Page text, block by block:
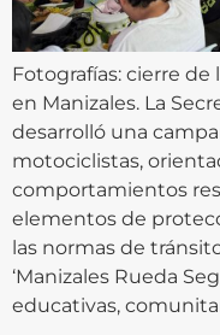
Fotografías: cierre
en Manizales. La
desarrolló una
motociclistas,
comportamientos
elementos de
las normas de
‘Manizales Rueda
educativas,